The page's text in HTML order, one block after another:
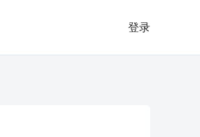
登录